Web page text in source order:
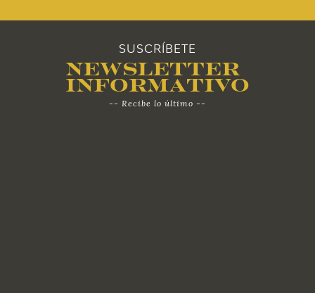
SUSCRÍBETE
Newsletter
Informativo
-- Recibe lo último --